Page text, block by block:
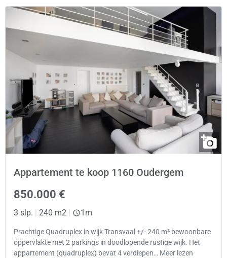
Appartement te koop 1160 Oudergem
850.000 €
3 slp. 240 m2 1m
Prachtige Quadruplex in wijk Transvaal +/- 240 m² bewoonbare
oppervlakte met 2 parkings in doodlopende rustige wijk. Het
appartement (quadruplex) bevat 4 verdiepen… Meer lezen